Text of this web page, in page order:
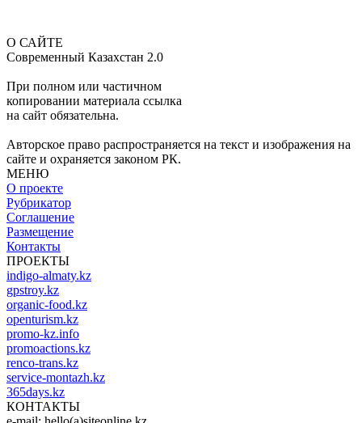
О САЙТЕ
Современный Казахстан 2.0
При полном или частичном
копировании материала ссылка
на сайт обязательна.
Авторское право распространяется на текст и изображения на
сайте и охраняется законом РК.
МЕНЮ
О проекте
Рубрикатор
Соглашение
Размещение
Контакты
ПРОЕКТЫ
indigo-almaty.kz
gpstroy.kz
organic-food.kz
openturism.kz
promo-kz.info
promoactions.kz
renco-trans.kz
service-montazh.kz
365days.kz
КОНТАКТЫ